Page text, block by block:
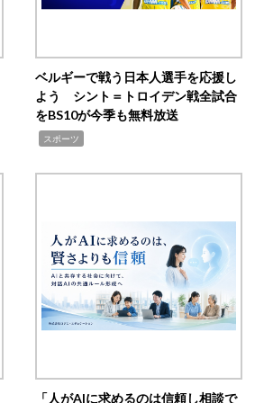
ベルギーで戦う日本人選手を応援し
よう シント＝トロイデン戦全試合
をBS10が今季も無料放送
スポーツ
「人がAIに求めるのは信頼し相談で